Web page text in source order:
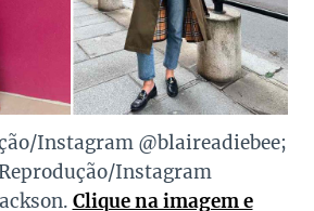
Instagram @blaireadiebee;
Instagram
Clique na imagem e